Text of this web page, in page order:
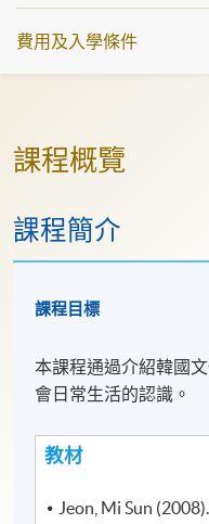
費用及入學條件
課程概覽
課程簡介
課程目標
本課程通過介紹韓國
會日常生活的認識。
教材
Jeon, Mi Sun